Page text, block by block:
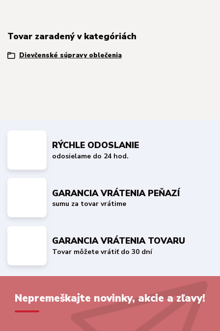
Tovar zaradený v kategóriách
Dievčenské súpravy oblečenia
RÝCHLE ODOSLANIE
odosielame do 24 hod.
GARANCIA VRÁTENIA PEŇAZÍ
sumu za tovar vrátime
GARANCIA VRÁTENIA TOVARU
Tovar môžete vrátiť do 30 dní
Nepremeškajte novinky, akcie a zľavy!